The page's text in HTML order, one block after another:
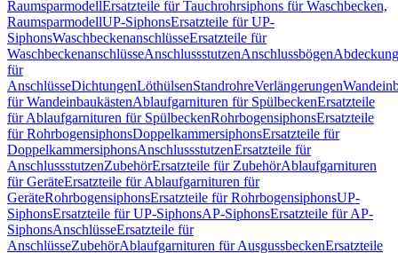
RaumsparmodellErsatzteile für Tauchrohrsiphons für Waschbecken,
RaumsparmodellUP-SiphonsErsatzteile für UP-
SiphonsWaschbeckenanschlüsseErsatzteile für
WaschbeckenanschlüsseAnschlussstutzenAnschlussbögen
für
AnschlüsseDichtungenLöthülsenStandrohreVerlängerungen
für WandeinbaukästenAblaufgarnituren für SpülbeckenErsatzteile
für Ablaufgarnituren für SpülbeckenRohrbogensiphonsErsatzteile
für RohrbogensiphonsDoppelkammersiphonsErsatzteile für
DoppelkammersiphonsAnschlussstutzenErsatzteile für
AnschlussstutzenZubehörErsatzteile für ZubehörAblaufgarnituren
für GeräteErsatzteile für Ablaufgarnituren für
GeräteRohrbogensiphonsErsatzteile für RohrbogensiphonsUP-
SiphonsErsatzteile für UP-SiphonsAP-SiphonsErsatzteile für AP-
SiphonsAnschlüsseErsatzteile für
AnschlüsseZubehörAblaufgarnituren für AusgussbeckenErsatzteile